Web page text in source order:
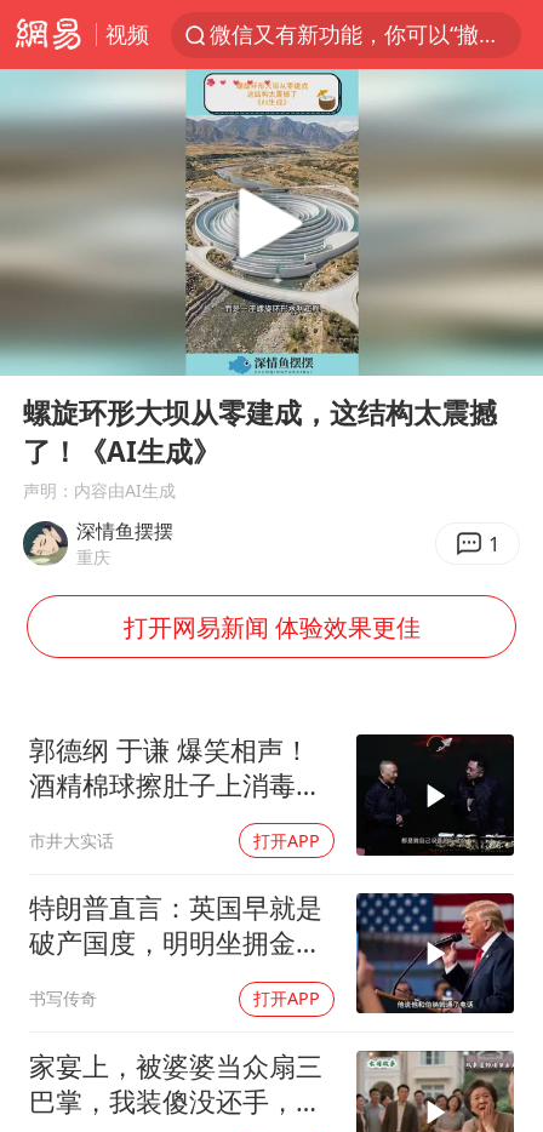
视频
微信又有新功能，你可以“撤回”你的撤回了！
大V：马科斯把路走绝了
白海豚将正面袭击贯穿浙江
杭州全市有序停课
《欢迎来龙餐馆》口碑
检测列车撞人致11死2伤 涉事单位被罚
泰国初中生饮弹自尽前开了26枪
酒店花洒现排泄物住客索赔遭拒
身体出现这几个信号可能是肝在求救
宇树王兴兴被问了360多个问题
全民健身事业高质量发展
乐享全民健身 共筑健康中国
Play
00:00 00:29
螺旋环形大坝从零建成，这结构太震撼
了！《AI生成》
声明：内容由AI生成
深情鱼摆摆
重庆 1
打开网易新闻 体验效果更佳
郭德纲 于谦 爆笑相声！
酒精棉球擦肚子上消毒，
拿云南白药擦刀，是不是
擦反了？
市井大实话 打开APP
特朗普直言：英国早就是
破产国度，明明坐拥金
山，却偏偏无动于衷
书写传奇 打开APP
家宴上，被婆婆当众扇三
巴掌，我装傻没还手，悄